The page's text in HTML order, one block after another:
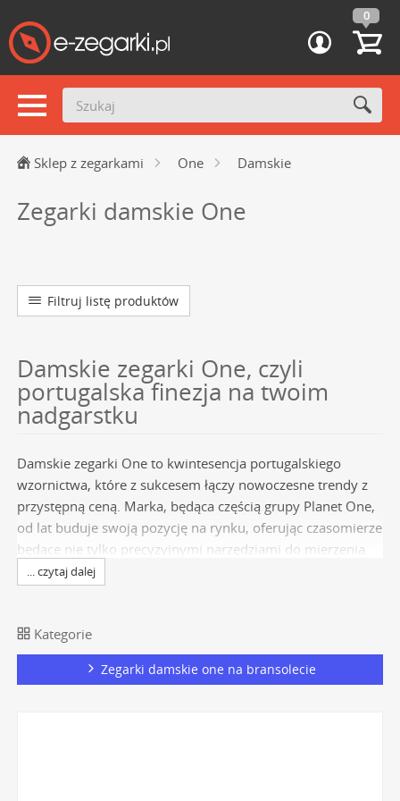
0
Sklep z zegarkami One Damskie
Zegarki damskie One
Filtruj listę produktów
Damskie zegarki One, czyli
portugalska finezja na twoim
nadgarstku
Damskie zegarki One to kwintesencja portugalskiego
wzornictwa, które z sukcesem łączy nowoczesne trendy z
przystępną ceną. Marka, będąca częścią grupy Planet One,
od lat buduje swoją pozycję na rynku, oferując czasomierze
będące nie tylko precyzyjnymi narzędziami do mierzenia
czasu, ale przede wszystkim wyrazistymi akcesoriami
modowymi. Wybór idealnego zegarka z tej kolekcji to
inspirowany słonecznym klimatem Lizbony. Każdy model
jest projektowany z myślą o dynamicznych kobietach, które
cenią sobie unikalny styl i chcą podkreślić swoją
... czytaj dalej
Kategorie
Zegarki damskie one na bransolecie